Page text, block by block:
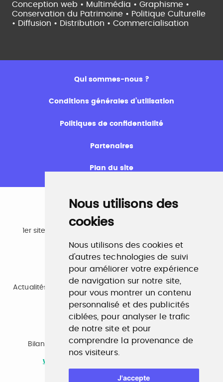
Nous utilisons des
cookies
Nous utilisons des cookies et
d'autres technologies de suivi
pour améliorer votre expérience
de navigation sur notre site,
pour vous montrer un contenu
personnalisé et des publicités
ciblées, pour analyser le trafic
de notre site et pour
comprendre la provenance de
nos visiteurs.
J'accepte
Conception web • Multimédia • Graphisme •
Conservation du Patrimoine • Politique Culturelle
• Diffusion • Distribution • Commercialisation
Qui sommes-nous ?
Conditions générales d’utilisation
Politiques de confidentialité
Partenaires
Plan du site
Emploi
1er site emploi du secteur culturel 784.000 visites et
www.profilculture.com
Formation
Actualités, guide et annuaire des formations aux métiers
de la culture.
www.profilculture-formation.com
Accompagnement professionnel
Bilan de compétences, coaching, techniques de
recherche d'emploi, entretien conseil.
www.profilculture-competences.com